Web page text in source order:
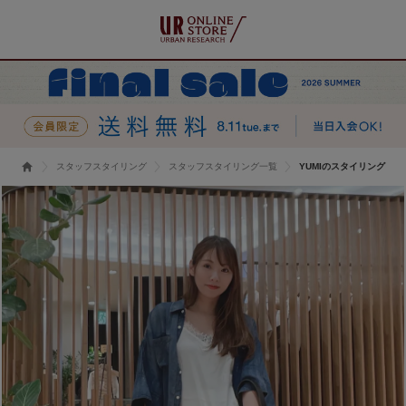
スタッフスタイリング スタッフスタイリング一覧 YUMIのスタイリング